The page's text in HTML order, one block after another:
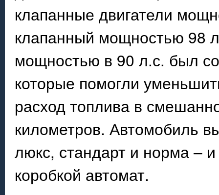
клапанные двигатели
клапанный мощностью 98
мощностью в 90 л.с. был
которые помогли
расход топлива в
километров. Автомобиль
люкс, стандарт и норма –
коробкой автомат.